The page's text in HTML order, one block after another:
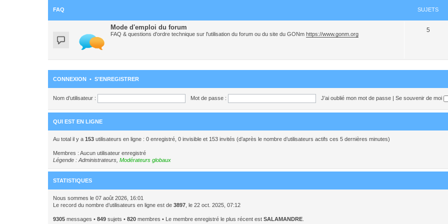
FAQ SUJETS
Mode d'emploi du forum
FAQ & questions d'ordre technique sur l'utilisation du forum ou du site du GONm https://www.gonm.org
5
CONNEXION • S’ENREGISTRER
Nom d’utilisateur : Mot de passe : J’ai oublié mon mot de passe | Se souvenir de moi
QUI EST EN LIGNE
Au total il y a 153 utilisateurs en ligne : 0 enregistré, 0 invisible et 153 invités (d’après le nombre d’utilisateurs actifs ces 5 dernières minutes)
Membres : Aucun utilisateur enregistré
Légende : Administrateurs Modérateurs globaux
STATISTIQUES
Nous sommes le 07 août 2026, 16:01
Le record du nombre d’utilisateurs en ligne est de 3897 , le 22 oct. 2025, 07:12
9305 messages • 849 sujets • 820 membres • Le membre enregistré le plus récent est SALAMANDRE